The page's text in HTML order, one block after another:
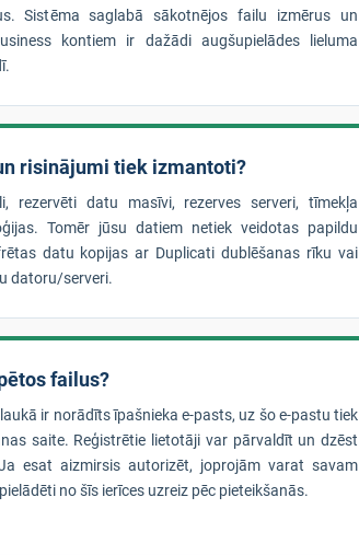
Sistēma saglabā sākotnējos failu izmērus un
kontiem ir dažādi augšupielādes lieluma
risinājumi tiek izmantoti?
rezervēti datu masīvi, rezerves serveri, tīmekļa
Tomēr jūsu datiem netiek veidotas papildu
datu kopijas ar Duplicati dublēšanas rīku vai
datoru/serveri.
failus?
ir norādīts īpašnieka e-pasts, uz šo e-pastu tiek
saite. Reģistrētie lietotāji var pārvaldīt un dzēst
esat aizmirsis autorizēt, joprojām varat savam
no šīs ierīces uzreiz pēc pieteikšanās.